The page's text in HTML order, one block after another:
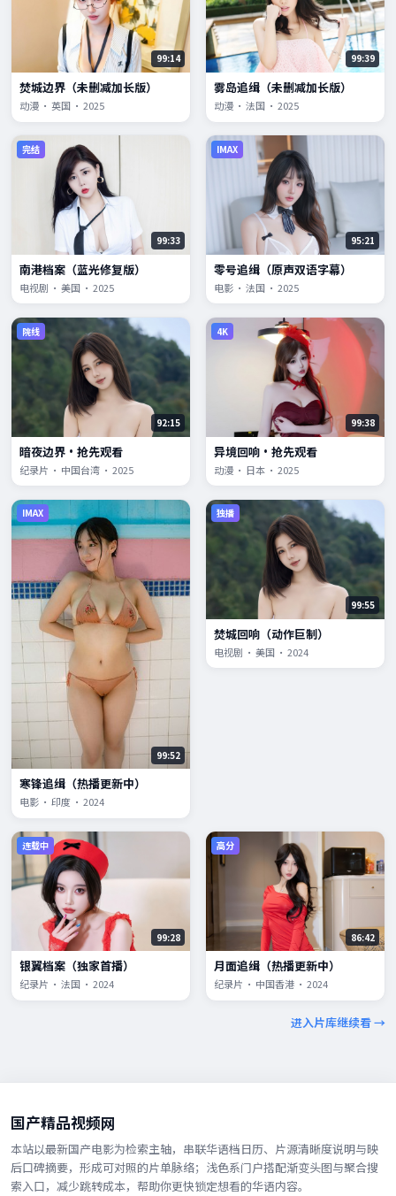
99:14
焚城边界（未删减加长版）
动漫 · 英国 · 2025
99:39
雾岛追缉（未删减加长版）
动漫 · 法国 · 2025
完结
99:33
南港档案（蓝光修复版）
电视剧 · 美国 · 2025
IMAX
95:21
零号追缉（原声双语字幕）
电影 · 法国 · 2025
院线
92:15
暗夜边界·抢先观看
纪录片 · 中国台湾 · 2025
4K
99:38
异境回响·抢先观看
动漫 · 日本 · 2025
IMAX
99:52
寒锋追缉（热播更新中）
电影 · 印度 · 2024
独播
99:55
焚城回响（动作巨制）
电视剧 · 美国 · 2024
连载中
99:28
银翼档案（独家首播）
纪录片 · 法国 · 2024
高分
86:42
月面追缉（热播更新中）
纪录片 · 中国香港 · 2024
进入片库继续看 →
国产精品视频网
本站以最新国产电影为检索主轴，串联华语档日历、片源清晰度说明与映
后口碑摘要，形成可对照的片单脉络；浅色系门户搭配渐变头图与聚合搜
索入口，减少跳转成本，帮助你更快锁定想看的华语内容。